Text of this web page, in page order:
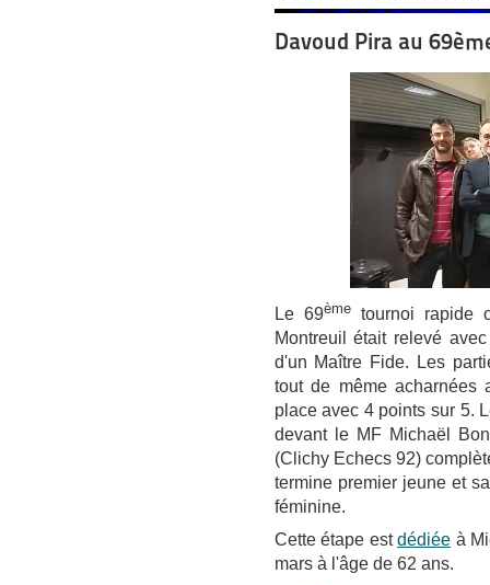
Davoud Pira au
Le 69èmetournoi rapide
Montreuil était relevé
d'un Maître Fide. Les
tout de même
place avec 4 points sur 5.
devant le MF Michaël
(Clichy Echecs 92)
termine premier jeune et
féminine.
Cette étape estdédiée à
mars à l'âge de 62 ans.